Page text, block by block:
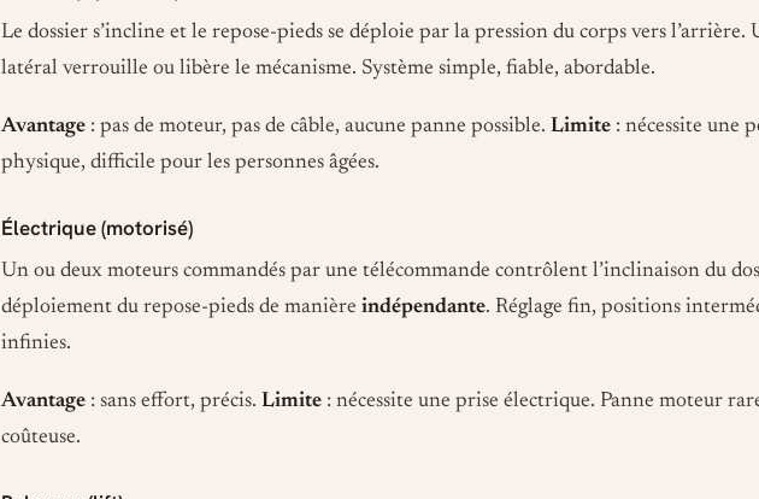
Le dossier s’incline et le repose-pieds se déploie par la pression du corps vers l’arrière.
latéral verrouille ou libère le mécanisme. Système simple, fiable, abordable.
Avantage : pas de moteur, pas de câble, aucune panne possible. Limite : nécessite une
physique, difficile pour les personnes âgées.
Électrique (motorisé)
Un ou deux moteurs commandés par une télécommande contrôlent l’inclinaison du
déploiement du repose-pieds de manière indépendante. Réglage fin, positions
infinies.
Avantage : sans effort, précis. Limite : nécessite une prise électrique. Panne moteur
coûteuse.